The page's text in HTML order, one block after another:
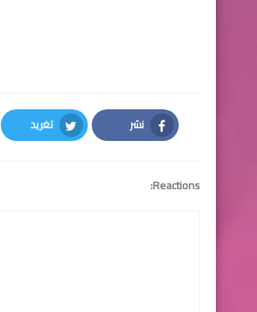
نشر
Facebook
تغريد
Twitter
Reactions: